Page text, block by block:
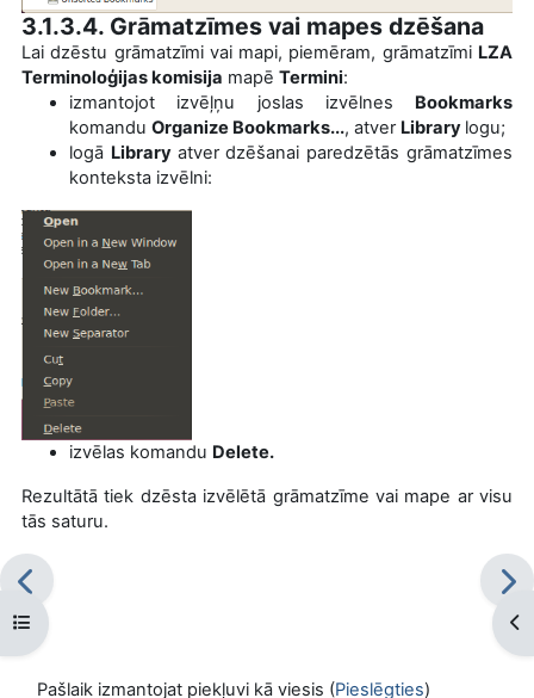
Atvērt kursu indeksu
3.1.3.4. Grāmatzīmes vai mapes dzēšana
Lai dzēstu grāmatzīmi vai mapi, piemēram, grāmatzīmi LZA
Terminoloģijas komisija mapē Termini:
izmantojot izvēļņu joslas izvēlnes Bookmarks
komandu Organize Bookmarks..., atver Library logu;
logā Library atver dzēšanai paredzētās grāmatzīmes
konteksta izvēlni:
izvēlas komandu Delete.
Rezultātā tiek dzēsta izvēlētā grāmatzīme vai mape ar visu
tās saturu.
Pašlaik izmantojat piekļuvi kā viesis (Pieslēgties)